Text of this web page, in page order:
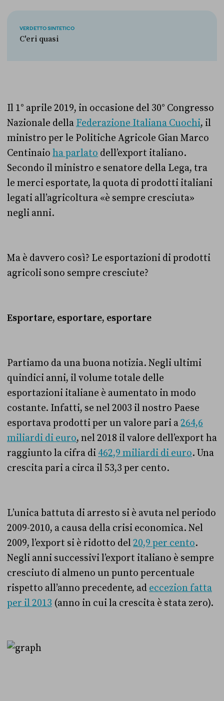
VERDETTO SINTETICO
C'eri quasi
Il 1° aprile 2019, in occasione del 30° Congresso
Nazionale della Federazione Italiana Cuochi, il
ministro per le Politiche Agricole Gian Marco
Centinaio ha parlato dell’export italiano.
Secondo il ministro e senatore della Lega, tra
le merci esportate, la quota di prodotti italiani
legati all’agricoltura «è sempre cresciuta»
negli anni.
Ma è davvero così? Le esportazioni di prodotti
agricoli sono sempre cresciute?
Esportare, esportare, esportare
Partiamo da una buona notizia. Negli ultimi
quindici anni, il volume totale delle
esportazioni italiane è aumentato in modo
costante. Infatti, se nel 2003 il nostro Paese
esportava prodotti per un valore pari a264,6
miliardi di euro, nel 2018 il valore dell’export ha
raggiunto la cifra di 462,9 miliardi di euro. Una
crescita pari a circa il 53,3 per cento.
L’unica battuta di arresto si è avuta nel periodo
2009-2010, a causa della crisi economica. Nel
2009, l’export si è ridotto del20,9 per cento.
Negli anni successivi l’export italiano è sempre
cresciuto di almeno un punto percentuale
rispetto all’anno precedente, ad eccezion fatta
per il 2013 (anno in cui la crescita è stata zero).